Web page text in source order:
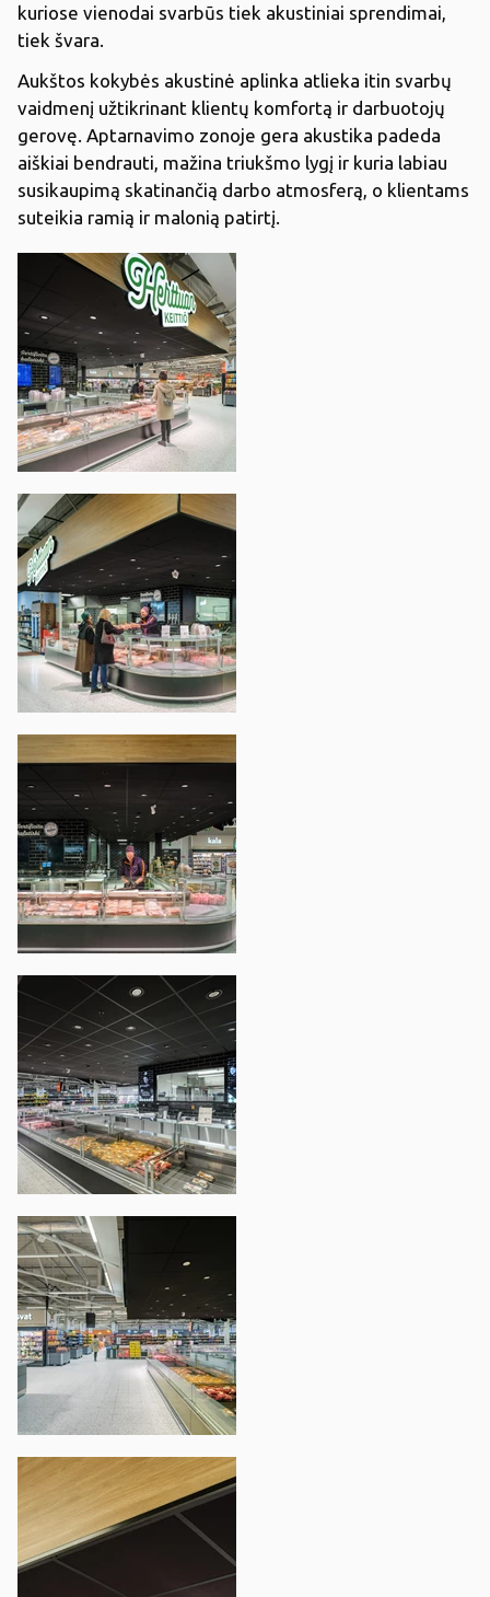
kuriose vienodai svarbūs tiek akustiniai sprendimai,
tiek švara.
Aukštos kokybės akustinė aplinka atlieka itin svarbų
vaidmenį užtikrinant klientų komfortą ir darbuotojų
gerovę. Aptarnavimo zonoje gera akustika padeda
aiškiai bendrauti, mažina triukšmo lygį ir kuria labiau
susikaupimą skatinančią darbo atmosferą, o klientams
suteikia ramią ir malonią patirtį.